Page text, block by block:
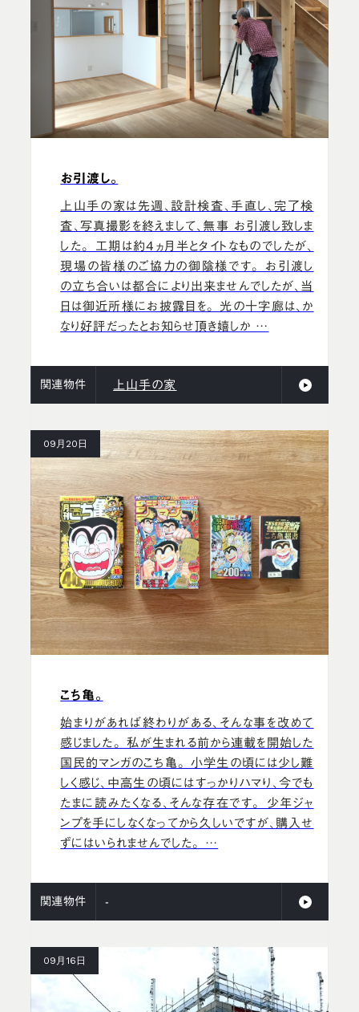
お引渡し。
上山手の家は先週、設計検査、手直し、完了検
査、写真撮影を終えまして、無事 お引渡し致しま
した。 工期は約4ヵ月半とタイトなものでしたが、
現場の皆様のご協力の御陰様です。 お引渡し
の立ち合いは都合により出来ませんでしたが、当
日は御近所様にお披露目を。 光の十字廊は、か
なり好評だったとお知らせ頂き嬉しか …
関連物件 上山手の家
09月20日
こち亀。
始まりがあれば終わりがある、そんな事を改めて
感じました。 私が生まれる前から連載を開始した
国民的マンガのこち亀。 小学生の頃には少し難
しく感じ、中高生の頃にはすっかりハマり、今でも
たまに読みたくなる、そんな存在です。 少年ジャ
ンプを手にしなくなってから久しいですが、購入せ
ずにはいられませんでした。 …
関連物件 -
09月16日